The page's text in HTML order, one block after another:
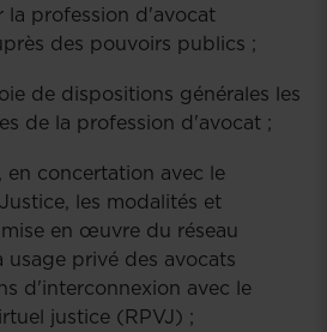
la profession d'avocat
des pouvoirs publics ;
de dispositions générales les
de la profession d'avocat ;
en concertation avec le
les modalités et
en œuvre du réseau
usage privé des avocats
d'interconnexion avec le
justice (RPVJ) ;